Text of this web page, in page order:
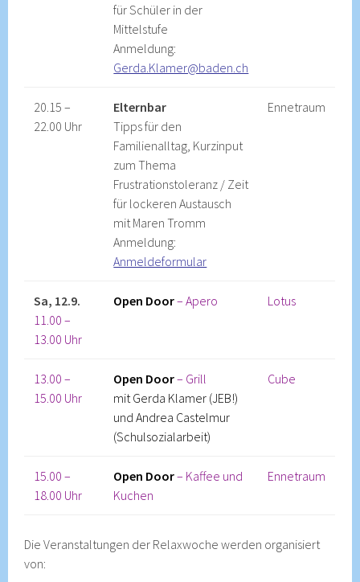
für Schüler in der
Mittelstufe
Anmeldung:
Gerda.Klamer@baden.ch
20.15 –
22.00 Uhr
Elternbar
Tipps für den
Familienalltag, Kurzinput
zum Thema
Frustrationstoleranz / Zeit
für lockeren Austausch
mit Maren Tromm
Anmeldung:
Anmeldeformular
Ennetraum
Sa, 12.9.
11.00 –
13.00 Uhr
Open Door– Apero Lotus
13.00 –
15.00 Uhr
Open Door– Grill
mit Gerda Klamer (JEB!)
und Andrea Castelmur
(Schulsozialarbeit)
Cube
15.00 –
18.00 Uhr
Open Door– Kaffee und
Kuchen
Ennetraum
Die Veranstaltungen der Relaxwoche werden organisiert
von: